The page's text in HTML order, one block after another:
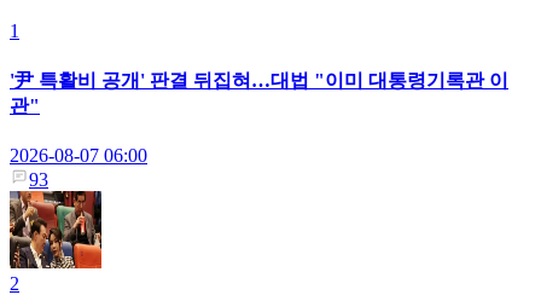
1
'尹 특활비 공개' 판결 뒤집혀…대법 "이미 대통령기록관 이
관"
2026-08-07 06:00
93
2